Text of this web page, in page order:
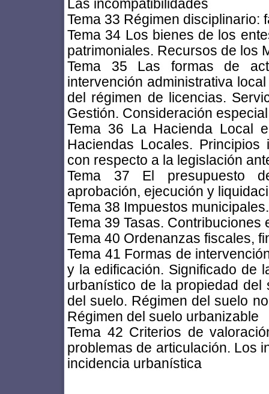
Las incompatibilidades
Tema 33 Régimen disciplinario:
Tema 34 Los bienes de los
patrimoniales. Recursos de los
Tema 35 Las formas de
intervención administrativa
del régimen de licencias.
Gestión. Consideración
Tema 36 La Hacienda Local
Haciendas Locales. Principios
con respecto a la legislación
Tema 37 El presupuesto
aprobación, ejecución y
Tema 38 Impuestos
Tema 39 Tasas.
Tema 40 Ordenanzas fiscales,
Tema 41 Formas de
y la edificación. Significado de
urbanístico de la propiedad del
del suelo. Régimen del suelo
Régimen del suelo urbanizable
Tema 42 Criterios de
problemas de articulación. Los
incidencia urbanística